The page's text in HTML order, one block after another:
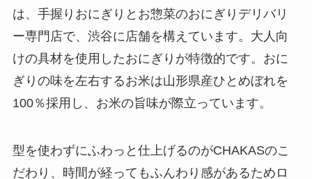
は、手握りおにぎりとお惣菜のおにぎりデリバリ
ー専門店で、渋谷に店舗を構えています。大人向
けの具材を使用したおにぎりが特徴的です。おに
ぎりの味を左右するお米は山形県産ひとめぼれを
100％採用し、お米の旨味が際立っています。
型を使わずにふわっと仕上げるのがCHAKASのこ
だわり、時間が経ってもふんわり感があるためロ